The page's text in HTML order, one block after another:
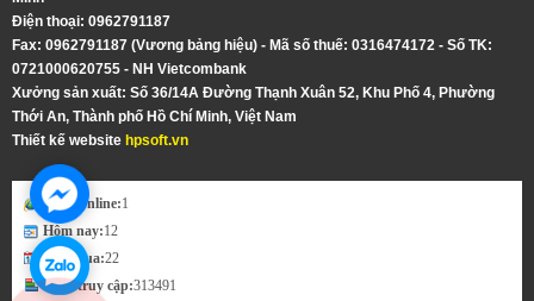
Điện thoại: 0962791187
Fax: 0962791187 (Vương bảng hiệu) - Mã số thuế: 0316474172 - Số TK:
0721000620755 - NH Vietcombank
Xưởng sản xuất: Số 36/14A Ðường Thạnh Xuân 52, Khu Phố 4, Phường
Thới An, Thành phố Hồ Chí Minh, Việt Nam
Thiết kế website hpsoft.vn
Đang online:1
Hôm nay:12
Hôm qua:22
Lượt truy cập:313491